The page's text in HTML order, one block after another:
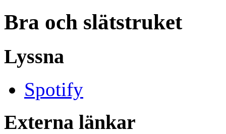
Bra och slätstruket
Lyssna
Spotify
Externa länkar